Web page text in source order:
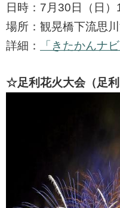
日時：7月30日（日
場所：観晃橋下流思
詳細：
「きたかんナ
☆足利花火大会（足利